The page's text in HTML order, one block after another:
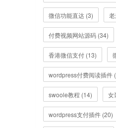
微信功能直达 (3)
付费视频网站源码 (34)
香港微信支付 (13)
wordpress付费阅读插件
swoole教程 (14) 女
wordpress支付插件 (20)